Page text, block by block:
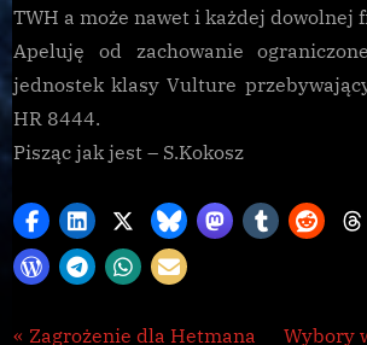
TWH a może nawet i każdej dowolnej
Apeluję od zachowanie
jednostek klasy Vulture
HR 8444.
Pisząc jak jest – S.Kokosz
Wiadomości
P
Zagrożenie dla Hetmana
N
Wybory